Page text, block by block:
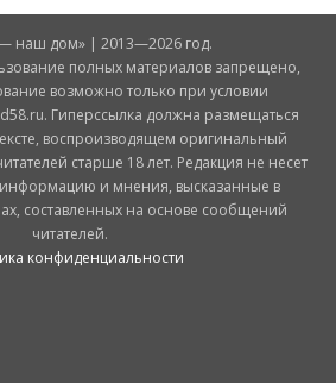
наш дом» | 2013—2026 год.
полных материалов запрещено,
возможно только при условии
Гиперссылка должна размещаться
воспроизводящем оригинальный
старше 18 лет. Редакция не несет
информацию и мнения, высказанные в
составленных на основе сообщений
читателей.
конфиденциальности